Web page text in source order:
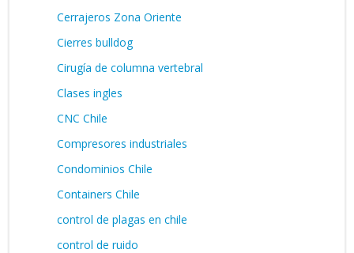
Cerrajeros Zona Oriente
Cierres bulldog
Cirugía de columna vertebral
Clases ingles
CNC Chile
Compresores industriales
Condominios Chile
Containers Chile
control de plagas en chile
control de ruido